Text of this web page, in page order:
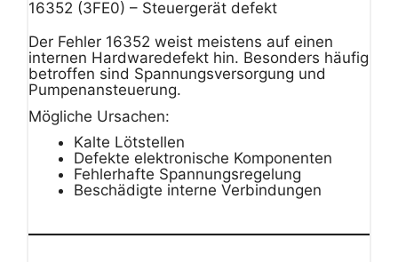
16352 (3FE0) – Steuergerät defekt
Der Fehler 16352 weist meistens auf einen
internen Hardwaredefekt hin. Besonders häufig
betroffen sind Spannungsversorgung und
Pumpenansteuerung.
Mögliche Ursachen:
Kalte Lötstellen
Defekte elektronische Komponenten
Fehlerhafte Spannungsregelung
Beschädigte interne Verbindungen